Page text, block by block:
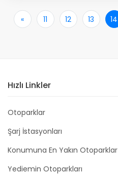
« 11 12 13 14
Hızlı Linkler
Otoparklar
Şarj İstasyonları
Konumuna En Yakın Otoparklar
Yediemin Otoparkları